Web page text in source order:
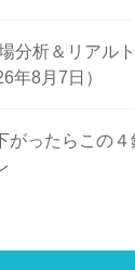
分析＆リアル
年8月7日）
がったらこの